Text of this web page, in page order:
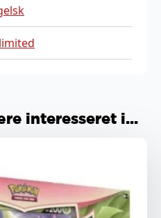
interesseret i...